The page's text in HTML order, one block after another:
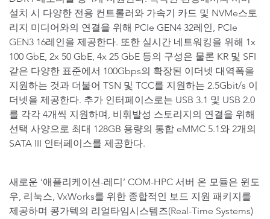
설치 시 다양한 전용 컨트롤러와 가속기 카드 및 NVMe스토
리지 미디어와의 연결을 위해 PCIe GEN4 32레인, PCIe
GEN3 16레인을 제공한다. 또한 실시간 네트워킹을 위해 1x
100 GbE, 2x 50 GbE, 4x 25 GbE 등의 구성은 물론 KR 및 SFI
같은 다양한 표준에서 100Gbps의 확장된 이더넷 대역폭을
지원하는 것과 더불어 TSN 및 TCC를 지원하는 2.5Gbit/s 이
더넷을 제공한다. 추가 인터페이스로는 USB 3.1 및 USB 2.0
를 각각 4개씩 지원하며, 비휘발성 스토리지의 연결을 위해
선택 사양으로 최대 128GB 용량의 통합 eMMC 5.1와 2개의
SATA III 인터페이스를 제공한다.
새로운 ‘애플리케이션-레디’ COM-HPC 서버 온 모듈은 윈도
우, 리눅스, VxWorks를 위한 종합적인 보드 지원 패키지를
제공하며 콩가텍의 리얼타임시스템즈(Real-Time Systems)